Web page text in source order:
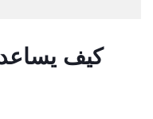
كيف